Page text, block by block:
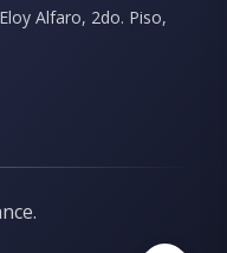
Alfaro, 2do. Piso,